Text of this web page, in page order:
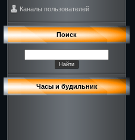
Каналы пользователей
Поиск
Часы и будильник